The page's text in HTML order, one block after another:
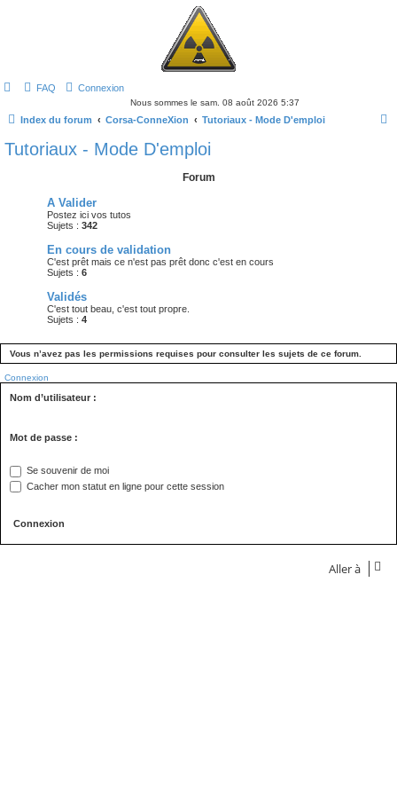
FAQ Connexion
Nous sommes le sam. 08 août 2026 5:37
Index du forum Corsa-ConneXion Tutoriaux - Mode D'emploi
Tutoriaux - Mode D'emploi
Forum
A Valider
Postez ici vos tutos
Sujets : 342
En cours de validation
C'est prêt mais ce n'est pas prêt donc c'est en cours
Sujets : 6
Validés
C'est tout beau, c'est tout propre.
Sujets : 4
Vous n’avez pas les permissions requises pour consulter les sujets de ce forum.
Connexion
Nom d’utilisateur :
Mot de passe :
Se souvenir de moi
Cacher mon statut en ligne pour cette session
Aller à